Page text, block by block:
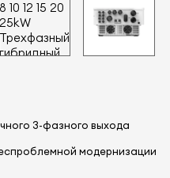
3-фазного выхода
модернизации